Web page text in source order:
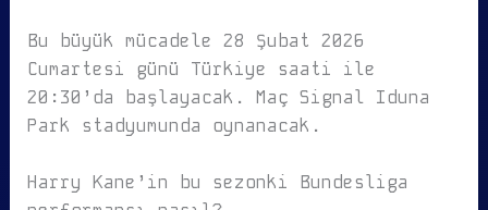
Bu büyük mücadele 28 Şubat 2026
Cumartesi günü Türkiye saati ile
20:30’da başlayacak. Maç Signal Iduna
Park stadyumunda oynanacak.
Harry Kane’in bu sezonki Bundesliga